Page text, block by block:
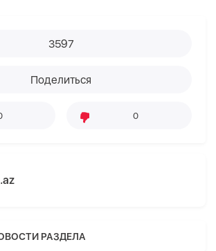
3597
Поделиться
0
РАЗДЕЛА